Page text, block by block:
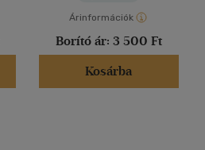
Árinformációk
Borító ár: 3 500 Ft
Kosárba